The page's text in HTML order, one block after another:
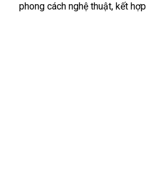
phong cách nghệ thuậtkho
, kết